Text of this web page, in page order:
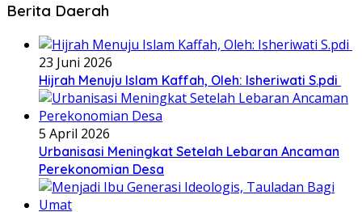
Berita Daerah
23 Juni 2026
Hijrah Menuju Islam Kaffah, Oleh: Isheriwati S.pdi
5 April 2026
Urbanisasi Meningkat Setelah Lebaran Ancaman
Perekonomian Desa